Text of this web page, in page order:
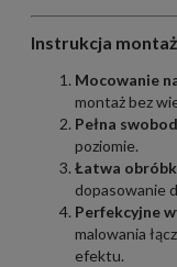
Instrukcja
Mocowanie
montaż bez
Pełna
poziomie.
Łatwa
dopasowanie
Perfekcyjne
malowania
efektu.